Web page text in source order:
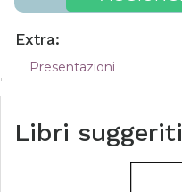
Extra:
Presentazioni
Libri suggeriti